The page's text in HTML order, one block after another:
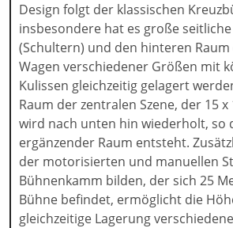
Design folgt der klassischen
insbesondere hat es große
(Schultern) und den hinteren Raum
Wagen verschiedener Größen mit
Kulissen gleichzeitig gelagert
Raum der zentralen Szene, der 15
wird nach unten hin wiederholt, so
ergänzender Raum entsteht.
der motorisierten und manuellen
Bühnenkamm bilden, der sich 25
Bühne befindet, ermöglicht die
gleichzeitige Lagerung